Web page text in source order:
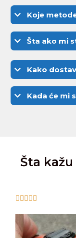
Koje
Šta ako mi
Kako
Kada će mi
Šta
    